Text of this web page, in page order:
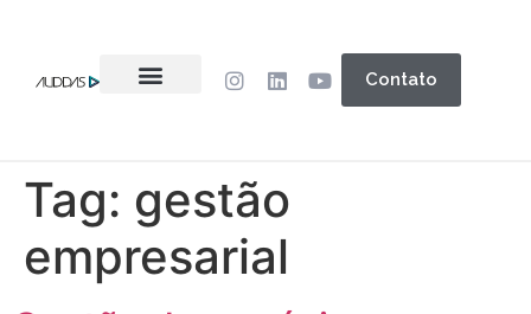
Contato
Tag: gestão
empresarial